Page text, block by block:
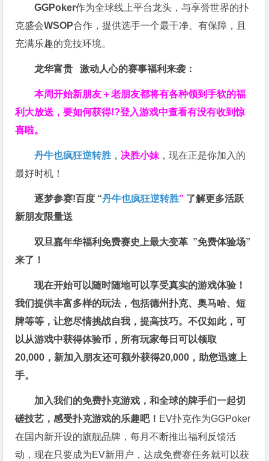
GGPoker作为全球线上平台龙头，与享誉世界的扑
克盛会WSOP合作，提供选手一个最干净、有保障，且
充满乐趣的竞技环境。
龙华富贵 激动人心的赛事福利来袭：
本周开始新朋友＋老朋友都将有各种领到手软的福
利大放送，要如何获得!?登入游戏中查看有没有收到惊
喜啦。
丹牛也疯狂逆转胜 ， 决胜小妹 ，现在正是你加入的
最好时机！
逐梦参赛!百度 “丹牛也疯狂逆转胜” 了解更多活跃
新朋友限量送
双旦嘉年华福利免费赛史上最大变革 ”免费体验场”
来了！
现在开始可以随时随地可以享受真实的游戏体验！
我们提供丰富多样的玩法，包括德州扑克、奥马哈、短
牌等等，让您尽情挑战自我，提高技巧。不仅如此，可
以从游戏中获得体验币，所有玩家每日可以领取
20,000，新加入朋友还可额外获得20,000，助您迅速上
手。
加入我们的免费扑克游戏，和全球的牌手们一起切
磋技艺，感受扑克游戏的乐趣吧！ EV扑克作为GGPoker
在国内新开设的旗舰品牌，每月不断推出福利反馈活
动，现在只要成为EV新用户，达成免费赛任务就可以获